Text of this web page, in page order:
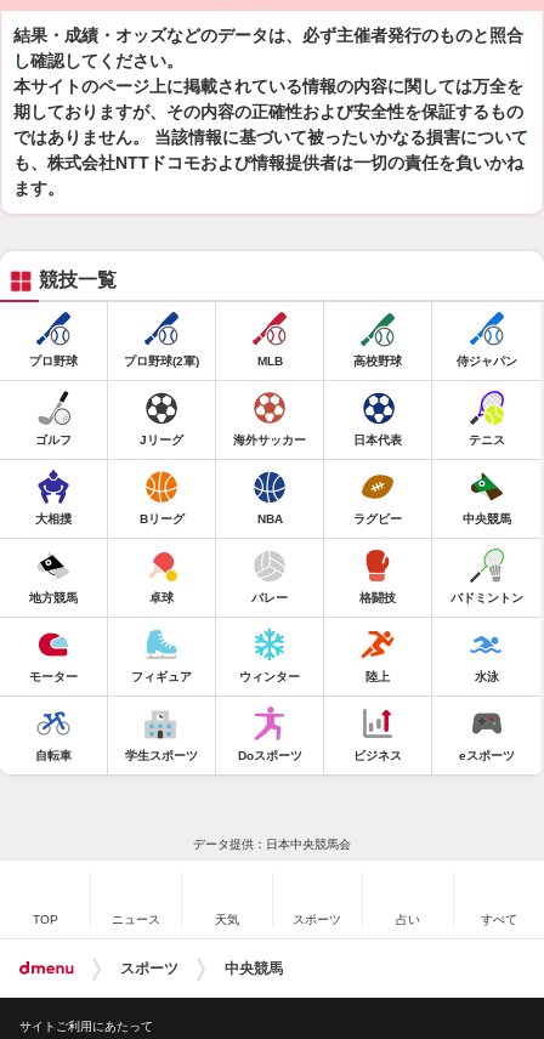
結果・成績・オッズなどのデータは、必ず主催者発行のものと照合
し確認してください。
本サイトのページ上に掲載されている情報の内容に関しては万全を
期しておりますが、その内容の正確性および安全性を保証するもの
ではありません。 当該情報に基づいて被ったいかなる損害について
も、株式会社NTTドコモおよび情報提供者は一切の責任を負いかね
ます。
競技一覧
プロ野球 プロ野球(2軍) MLB 高校野球 侍ジャパン
ゴルフ Jリーグ 海外サッカー 日本代表 テニス
大相撲 Bリーグ NBA ラグビー 中央競馬
地方競馬 卓球 バレー 格闘技 バドミントン
モーター フィギュア ウィンター 陸上 水泳
自転車 学生スポーツ Doスポーツ ビジネス eスポーツ
データ提供：日本中央競馬会
TOP ニュース 天気 スポーツ 占い すべて
スポーツ 中央競馬
サイトご利用にあたって